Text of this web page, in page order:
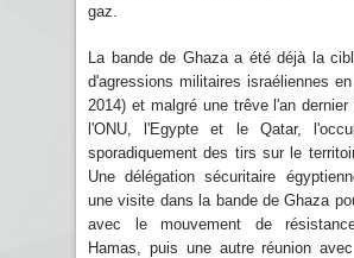
gaz.
La bande de Ghaza a été déjà la
d'agressions militaires israéliennes en
2014) et malgré une trêve l'an
l'ONU, l'Egypte et le Qatar,
sporadiquement des tirs sur le
Une délégation sécuritaire
une visite dans la bande de Ghaza
avec le mouvement de
Hamas, puis une autre réunion